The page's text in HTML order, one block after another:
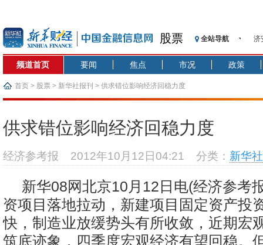
股票 全站导航
济
【
济
基
恒
频道首页 要闻 焦点 市况 政策
首页 > 股票 > 新华社报刊 > 供求错位影响经济回稳力度
供求错位影响经济回稳力度
经济参考报 2012年10月12日04:21 分类： 新华
新华08网北京10月12日电(经济参考
资项目落地拉动，新建项目固定资产投
快，制造业放缓势头有所收敛，近期宏
筑底迹象，四季度宏观经济有望回稳。